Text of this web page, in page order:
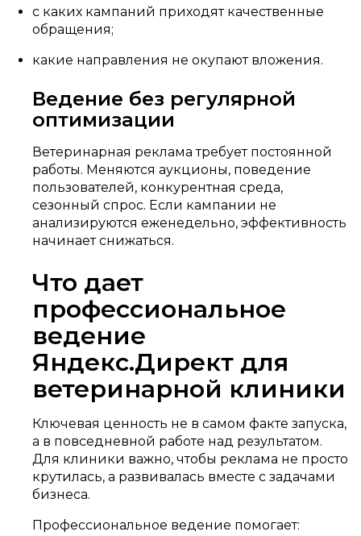
с каких кампаний приходят качественные
обращения;
какие направления не окупают вложения.
Ведение без регулярной
оптимизации
Ветеринарная реклама требует постоянной
работы. Меняются аукционы, поведение
пользователей, конкурентная среда,
сезонный спрос. Если кампании не
анализируются еженедельно, эффективность
начинает снижаться.
Что дает
профессиональное
ведение
Яндекс.Директ для
ветеринарной клиники
Ключевая ценность не в самом факте запуска,
а в повседневной работе над результатом.
Для клиники важно, чтобы реклама не просто
крутилась, а развивалась вместе с задачами
бизнеса.
Профессиональное ведение помогает: